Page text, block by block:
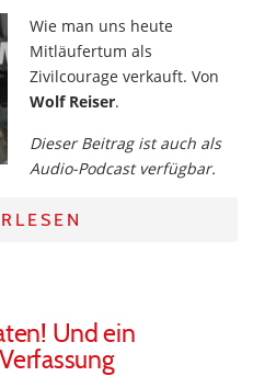
Wie man uns heute
Mitläufertum als
Zivilcourage verkauft. Von
Wolf Reiser.
Dieser Beitrag ist auch als
Audio-Podcast verfügbar.
Und ein